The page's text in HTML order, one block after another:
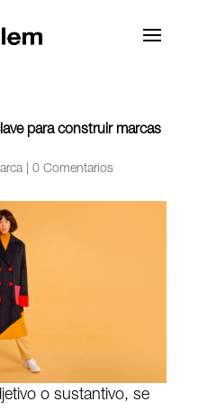
para construir marcas
| 0 Comentarios
o sustantivo, se